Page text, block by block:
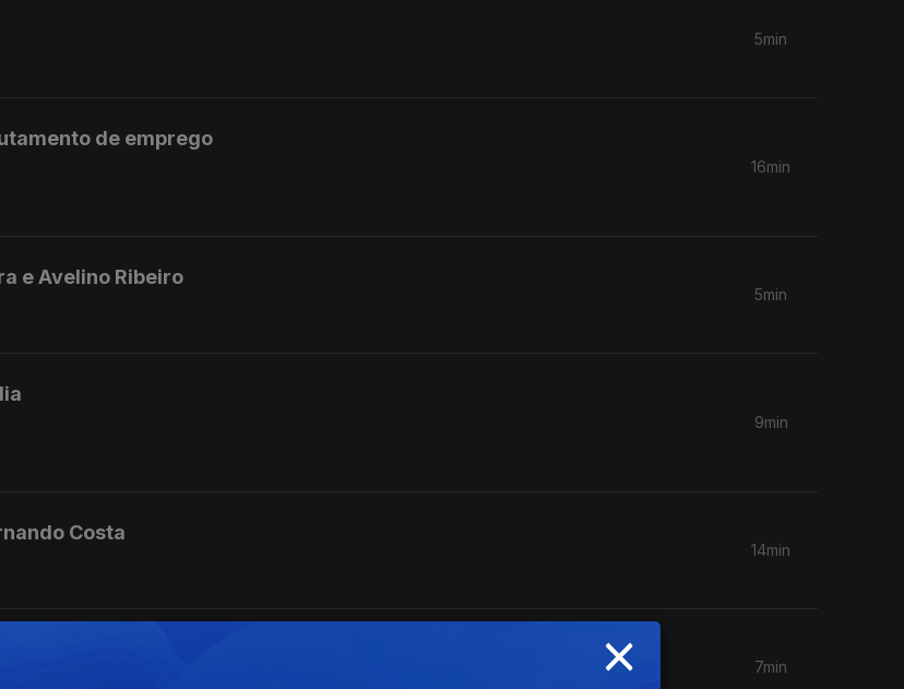
5min
de emprego
16min
e Avelino Ribeiro
5min
9min
Costa
14min
e apelos
7min
×